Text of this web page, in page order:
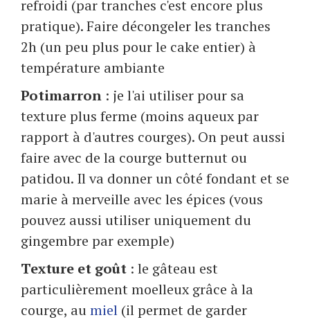
refroidi (par tranches c'est encore plus
pratique). Faire décongeler les tranches
2h (un peu plus pour le cake entier) à
température ambiante
Potimarron : je l'ai utiliser pour sa
texture plus ferme (moins aqueux par
rapport à d'autres courges). On peut aussi
faire avec de la courge butternut ou
patidou. Il va donner un côté fondant et se
marie à merveille avec les épices (vous
pouvez aussi utiliser uniquement du
gingembre par exemple)
Texture et goût : le gâteau est
particulièrement moelleux grâce à la
courge, aumiel (il permet de garder